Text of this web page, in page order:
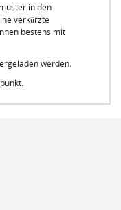
in den
verkürzte
bestens mit
werden.